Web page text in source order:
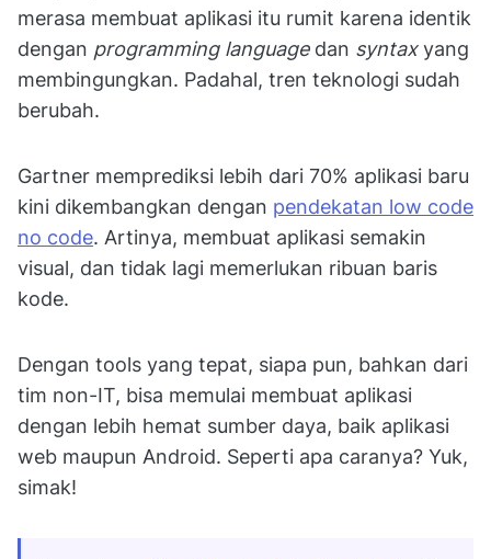
merasa membuat aplikasi itu rumit karena identik
dengan programming language dan syntaxyang
membingungkan. Padahal, tren teknologi sudah
berubah.
Gartner memprediksi lebih dari 70% aplikasi baru
kini dikembangkan dengan pendekatan low code
no code. Artinya, membuat aplikasi semakin
visual, dan tidak lagi memerlukan ribuan baris
kode.
Dengan tools yang tepat, siapa pun, bahkan dari
tim non-IT, bisa memulai membuat aplikasi
dengan lebih hemat sumber daya, baik aplikasi
web maupun Android. Seperti apa caranya? Yuk,
simak!